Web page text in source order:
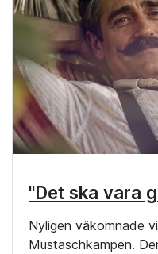
"Det ska vara
Nyligen väkomnade
Mustaschkampen.